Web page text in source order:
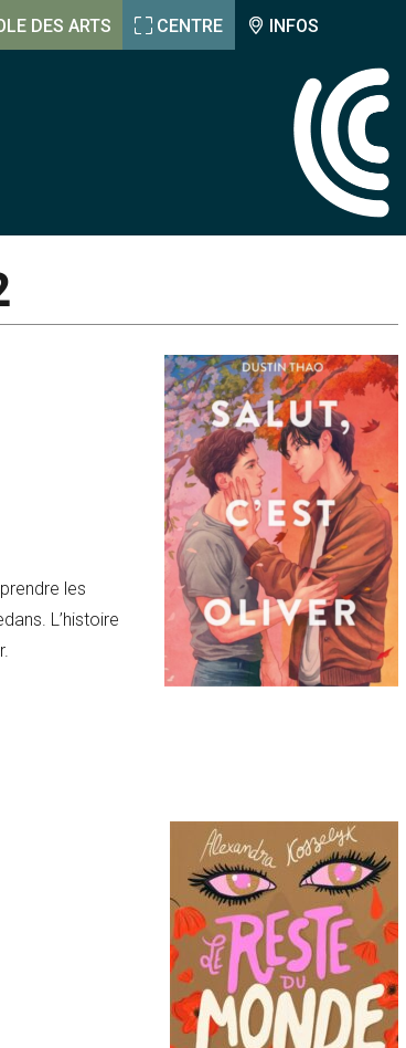
DES ARTS CENTRE INFOS
les
L’histoire